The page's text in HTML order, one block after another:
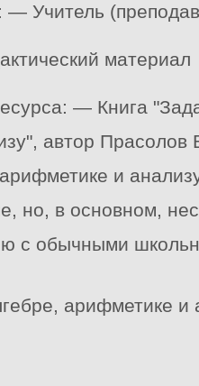
— Учитель
материал
— Книга
автор Прасолов
и
но, в основном,
с обычными
арифметике и